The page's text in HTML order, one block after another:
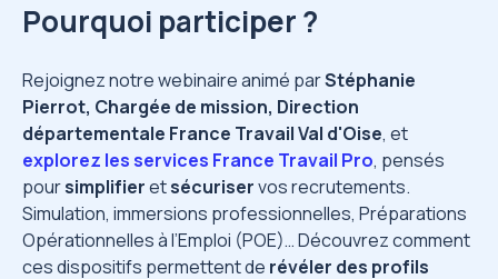
Pourquoi participer ?
Rejoignez notre webinaire animé parStéphanie
Pierrot, Chargée de mission, Direction
départementale France Travail Val d'Oise, et
explorez les services France Travail Pro, pensés
poursimplifieretsécuriservos recrutements.
Simulation, immersions professionnelles, Préparations
Opérationnelles à l’Emploi (POE)… Découvrez comment
ces dispositifs permettent de révéler des profils